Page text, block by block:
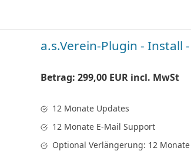
a.s.Verein-Plugin - Install
Betrag: 299,00 EUR incl. MwSt
12 Monate Updates
12 Monate E-Mail Support
Optional Verlängerung: 12 Monate